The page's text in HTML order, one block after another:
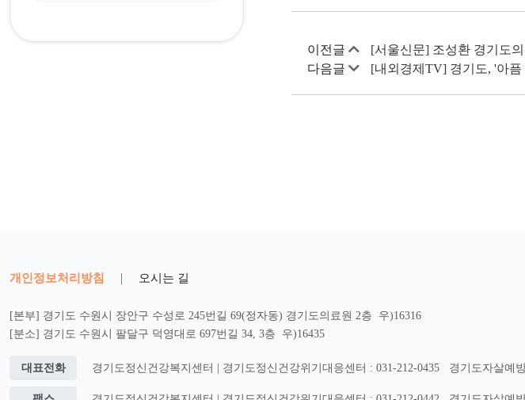
이전글
[서울신문] 조성환 경기도
다음글
[내외경제TV] 경기도, '아
개인정보처리방침 | 오시는 길
[본부] 경기도 수원시 장안구 수성로 245번길 69(정자동) 경기도의료원 2층 우)16316
[분소] 경기도 수원시 팔달구 덕영대로 697번길 34, 3층 우)16435
대표전화 경기도정신건강복지센터 | 경기도정신건강위기대응센터 : 031-212-0435 경기도자살예